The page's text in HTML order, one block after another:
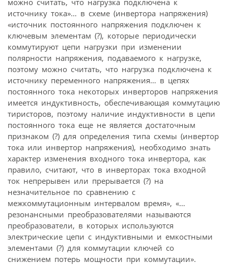
можно считать, что нагрузка подключена к
источнику тока»… в схеме (инвертора напряжения)
«источник постоянного напряжения подключен к
ключевым элементам (?), которые периодически
коммутируют цепи нагрузки при изменении
полярности напряжения, подаваемого к нагрузке,
поэтому можно считать, что нагрузка подключена к
источнику переменного напряжения… в цепях
постоянного тока некоторых инверторов напряжения
имеется индуктивность, обеспечивающая коммутацию
тиристоров, поэтому наличие индуктивности в цепи
постоянного тока еще не является достаточным
признаком (?) для определения типа схемы (инвертор
тока или инвертор напряжения), необходимо знать
характер изменения входного тока инвертора, как
правило, считают, что в инверторах тока входной
ток непрерывен или прерывается (?) на
незначительное по сравнению с
межкоммутационным интервалом время», «…
резонансными преобразователями называются
преобразователи, в которых используются
электрические цепи с индуктивными и емкостными
элементами (?) для коммутации ключей со
снижением потерь мощности при коммутации».